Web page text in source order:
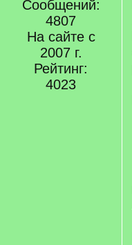
Сообщений:
4807
На сайте с
2007 г.
Рейтинг:
4023